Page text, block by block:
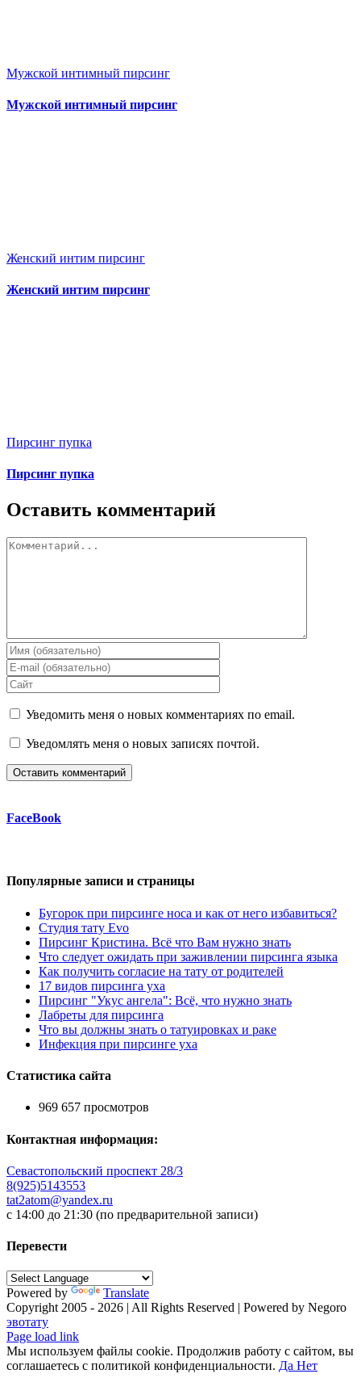
Мужской интимный пирсинг
Мужской интимный пирсинг
Женский интим пирсинг
Женский интим пирсинг
Пирсинг пупка
Пирсинг пупка
Оставить комментарий
Комментарий
Уведомить меня о новых комментариях по email.
Уведомлять меня о новых записях почтой.
FaceBook
Популярные записи и страницы
Бугорок при пирсинге носа и как от него избавиться?
Студия тату Evo
Пирсинг Кристина. Всё что Вам нужно знать
Что следует ожидать при заживлении пирсинга языка
Как получить согласие на тату от родителей
17 видов пирсинга уха
Пирсинг "Укус ангела": Всё, что нужно знать
Лабреты для пирcинга
Что вы должны знать о татуировках и раке
Инфекция при пирсинге уха
Статистика сайта
969 657 просмотров
Контактная информация:
Севастопольский проспект 28/3
8(925)5143553
tat2atom@yandex.ru
с 14:00 до 21:30 (по предварительной записи)
Перевести
Powered by
Translate
Copyright 2005 - 2026 | All Rights Reserved | Powered by Negoro
эвотату
Facebook
X
Instagram
Pinterest
Vk
Tiktok
Telegram
YouTube
Email
Phone
Page load link
Мы используем файлы cookie. Продолжив работу с сайтом, вы
соглашаетесь с политикой конфиденциальности. Да Нет